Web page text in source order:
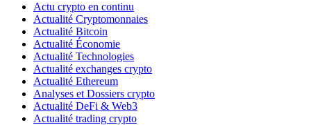
Actu crypto en continu
Actualité Cryptomonnaies
Actualité Bitcoin
Actualité Économie
Actualité Technologies
Actualité exchanges crypto
Actualité Ethereum
Analyses et Dossiers crypto
Actualité DeFi & Web3
Actualité trading crypto